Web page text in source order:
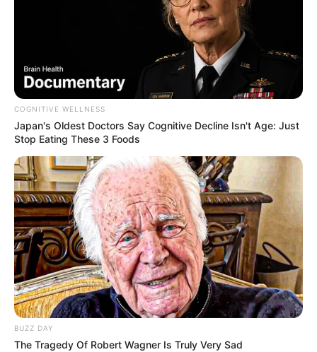
Valença realiza entrega de Tablets para Agentes Comunitários
Inexiste possibilidade dos municípios legalizar o desvio dos
referidos recursos, considerando a objetividade da norma
constitucional. Cabe às lideranças das duas categorias fazer valer
o direito de seus representados.
COGNITIVE WELLNESS
Japan's Oldest Doctors Say Cognitive Decline Isn't Age: Just
Stop Eating These 3 Foods
BUZZ DAY
The Tragedy Of Robert Wagner Is Truly Very Sad